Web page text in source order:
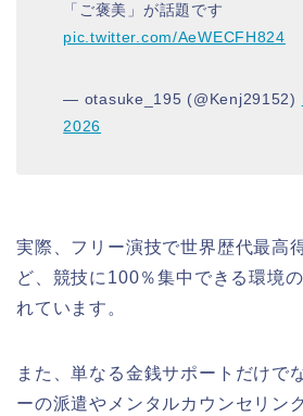
「ご褒美」が話題です
pic.twitter.com/AeWECFH824
— otasuke_195 (@Kenj29152)
2026
実際、フリー演技で世界歴代最高
ど、競技に100％集中できる環境
れています。
また、単なる金銭サポートだけで
ーの派遣やメンタルカウンセリン